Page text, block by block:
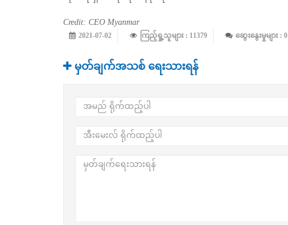
Credit: CEO Myanmar
2021-07-02 ကြည့်ရှု့သူများ : 11379 ဆွေးနွေးမှုများ : 0
မှတ်ချက်အသစ် ရေးသားရန်